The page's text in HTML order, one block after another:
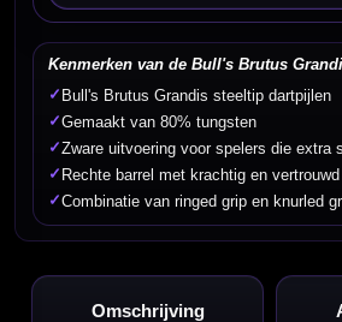
Kenmerken van de Bull's Brutus
✓ Bull's Brutus Grandis steeltip dartpijlen
✓Gemaakt van 80% tungsten
✓Zware uitvoering voor spelers die extra
✓ Rechte barrel met krachtig en vertrouwd
✓Combinatie van ringed grip en knurled
Omschrijving